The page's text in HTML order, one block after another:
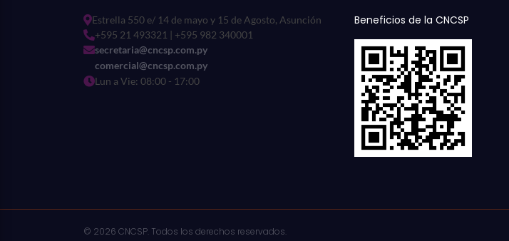
Estrella 550 e/ 14 de mayo y 15 de Agosto, Asunción
+595 21 493321 | +595 982 340001
secretaria@cncsp.com.py
comercial@cncsp.com.py
Lun a Vie: 08:00 - 17:00
Beneficios de la CNCSP
© 2026 CNCSP. Todos los derechos reservados.